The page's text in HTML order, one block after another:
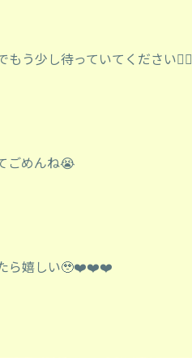
もう少し待っていてください🙇‍♀️
ごめんね😭
ら嬉しい🥹❤️❤️❤️